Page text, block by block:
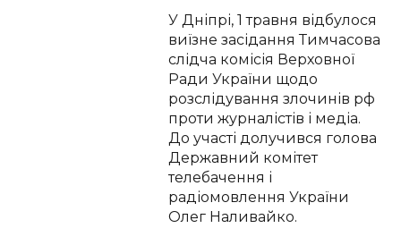
У Дніпрі, 1 травня відбулося
виїзне засідання Тимчасова
слідча комісія Верховної
Ради України щодо
розслідування злочинів рф
проти журналістів і медіа.
До участі долучився голова
Державний комітет
телебачення і
радіомовлення України
Олег Наливайко.